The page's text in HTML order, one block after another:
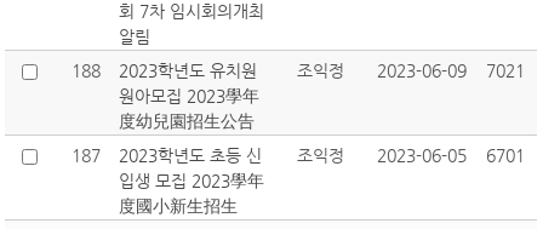
회 7차 임시회의개최
알림
188
2023학년도 유치원
원아모집 2023學年
度幼兒園招生公告
조익정 2023-06-09 7021
187
2023학년도 초등 신
입생 모집 2023學年
度國小新生招生
조익정 2023-06-05 6701